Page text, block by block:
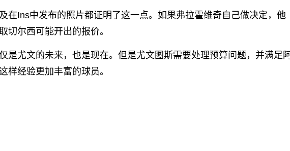
在Ins中发布的照片都证明了这一点。如果弗拉霍维奇自己做决定，他
切尔西可能开出的报价。
是尤文的未来，也是现在。但是尤文图斯需要处理预算问题，并满足阿
样经验更加丰富的球员。